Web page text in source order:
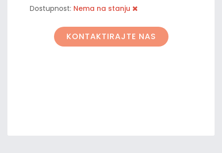
Dostupnost: Nema na stanju
KONTAKTIRAJTE NAS